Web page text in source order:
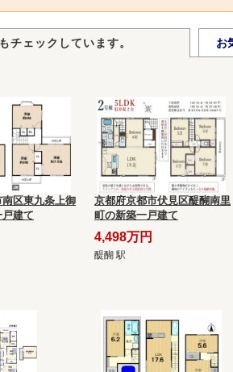
チェックしています。 お
区東九条上御
建て
京都府京都市伏見区醍醐南里
町の新築一戸建て
4,498万円
醍醐 駅